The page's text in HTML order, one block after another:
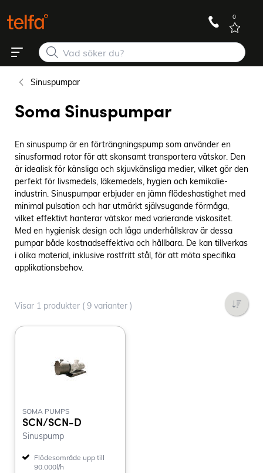
0
Sinuspumpar
Soma Sinuspumpar
En sinuspump är en förträngningspump som använder en
sinusformad rotor för att skonsamt transportera vätskor. Den
är idealisk för känsliga och skjuvkänsliga medier, vilket gör den
perfekt för livsmedels, läkemedels, hygien och kemikalie-
industrin. Sinuspumpar erbjuder en jämn flödeshastighet med
minimal pulsation och har utmärkt självsugande förmåga,
vilket effektivt hanterar vätskor med varierande viskositet.
Med en hygienisk design och låga underhållskrav är dessa
pumpar både kostnadseffektiva och hållbara. De kan tillverkas
i olika material, inklusive rostfritt stål, för att möta specifika
applikationsbehov.
Visar 1 produkter ( 9 varianter )
SOMA PUMPS
SCN/SCN-D
Sinuspump
Flödesområde upp till
90.000l/h